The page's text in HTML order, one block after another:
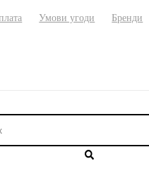
Умови угоди Бренди